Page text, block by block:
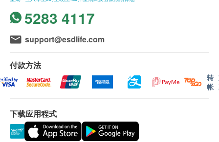
总胆固醇
低密度胆固醇
甘油三酯
糖尿
肝功能
谷丙转氨酶
报告：
进行健康检查后，一般情况下，需大概4-6 个工作天
期。轮侯报告讲解时间会因应不同情况(如个别化验专
案所需时间或客人指明特定时段)而有所延长。健康检
查包含详细书面验身报告。
所有健康检查/服务并非作为医务诊断或治疗用
途。当阁下身体健康出现任何疾病征兆时，应立即
5283 4117
support@esdlife.com
付款方法
转
帐
下载应用程式